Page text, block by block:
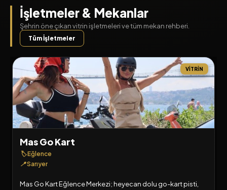
İşletmeler & Mekanlar
Şehrin öne çıkan vitrin işletmeleri ve tüm mekan rehberi.
Tüm İşletmeler
VITRIN
Mas Go Kart
🏷️Eğlence
📍Sarıyer
Mas Go Kart Eğlence Merkezi; heyecan dolu go-kart pisti,